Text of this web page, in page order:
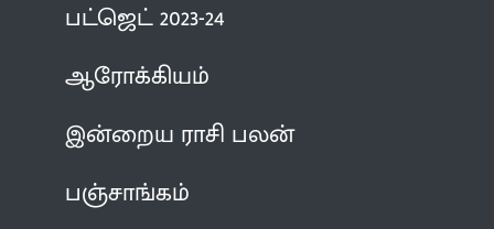
பட்ஜெட் 2023-24
ஆரோக்கியம்
இன்றைய ராசி பலன்
பஞ்சாங்கம்